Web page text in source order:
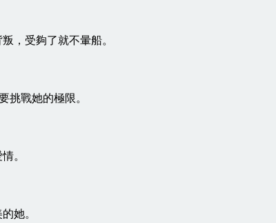
，受夠了就不暈船。
挑戰她的極限。
。
她。